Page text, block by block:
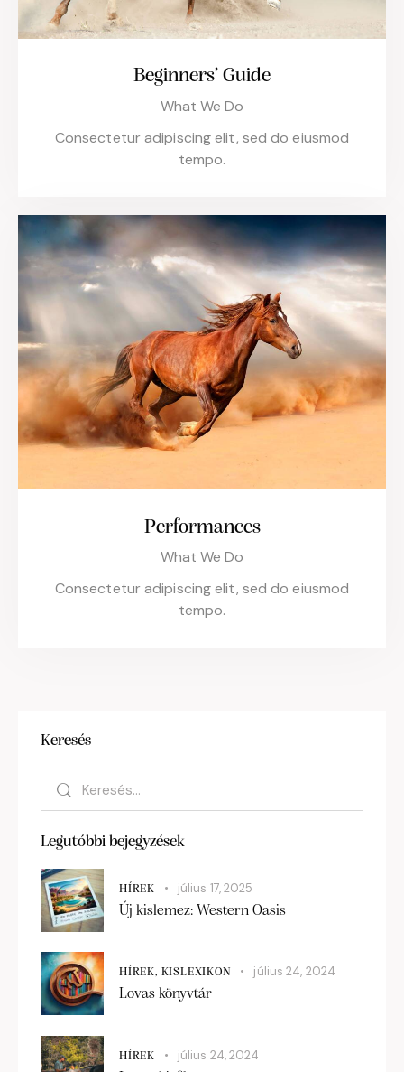
Beginners’ Guide
What We Do
Consectetur adipiscing elit, sed do eiusmod
tempo.
Performances
What We Do
Consectetur adipiscing elit, sed do eiusmod
tempo.
Keresés
Legutóbbi bejegyzések
HÍREK
július 17, 2025
Új kislemez: Western Oasis
HÍREK, KISLEXIKON
július 24, 2024
Lovas könyvtár
HÍREK
július 24, 2024